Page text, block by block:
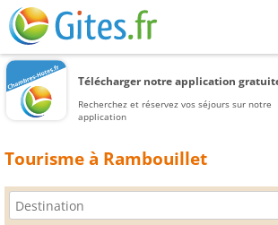
Télécharger notre application
Recherchez et réservez vos séjours sur notre
application
Tourisme à Rambouillet